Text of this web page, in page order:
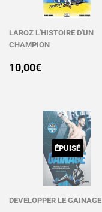
LAROZ L'HISTOIRE D'UN
CHAMPION
PRIX
10,00€
ÉPUISÉ
DEVELOPPER LE GAINAGE